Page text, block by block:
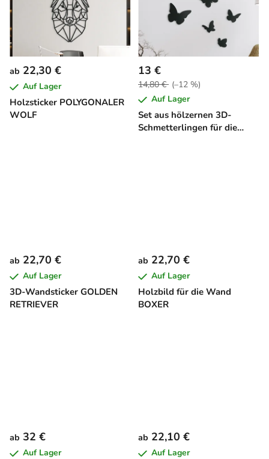
Holzsticker POLYGONALER
WOLF
ab 22,30 €
Auf Lager
Set aus hölzernen 3D-
Schmetterlingen für die
13 €
14,80 € (–12 %)
Auf Lager
3D-Wandsticker GOLDEN
RETRIEVER
ab 22,70 €
Auf Lager
Holzbild für die Wand
BOXER
ab 22,70 €
Auf Lager
ab 32 €
Auf Lager
ab 22,10 €
Auf Lager